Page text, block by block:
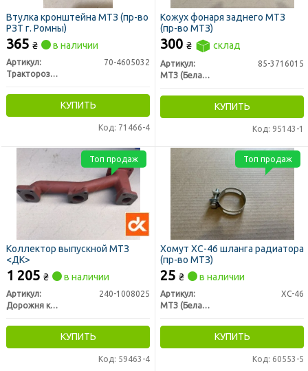
Втулка кронштейна МТЗ (пр-во
РЗТ г. Ромны)
365 ₴ в наличии
Артикул:
70-4605032
Тракторозапчасть г. Ромны
КУПИТЬ
Код: 71466-4
Кожух фонаря заднего МТЗ
(пр-во МТЗ)
300 ₴ склад
Артикул:
85-3716015
МТЗ (Беларусь)
КУПИТЬ
Код: 95143-1
Коллектор выпускной МТЗ
<ДК>
1 205 ₴ в наличии
Артикул:
240-1008025
Дорожня карта
КУПИТЬ
Код: 59463-4
Топ продаж
Хомут ХС-46 шланга радиатора
(пр-во МТЗ)
25 ₴ в наличии
Артикул:
ХС-46
МТЗ (Беларусь)
КУПИТЬ
Код: 60553-5
Топ продаж